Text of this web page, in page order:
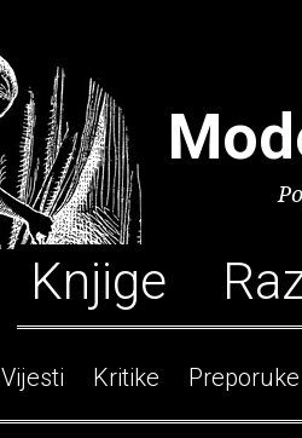
Knjige
Vijesti Kritike Preporuke